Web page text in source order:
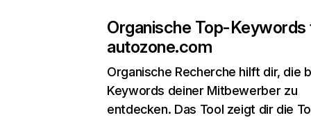
Organische Top-Keywords
autozone.com
Organische Recherche hilft dir, die
Keywords deiner Mitbewerber zu
entdecken. Das Tool zeigt dir die